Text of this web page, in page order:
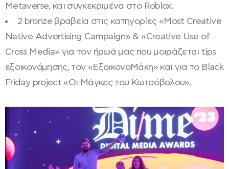
Metaverse, και συγκεκριμένα στο Roblox.
2 bronze βραβεία στις κατηγορίες «Most Creative
Native Advertising Campaign» & «Creative Use of
Cross Μedia» για τον ήρωά μας που μοιράζεται tips
εξοικονόμησης, τον «ΕξοικονοΜάκη» και για το Black
Friday project «Οι Μάγκες του Κωτσόβολου».